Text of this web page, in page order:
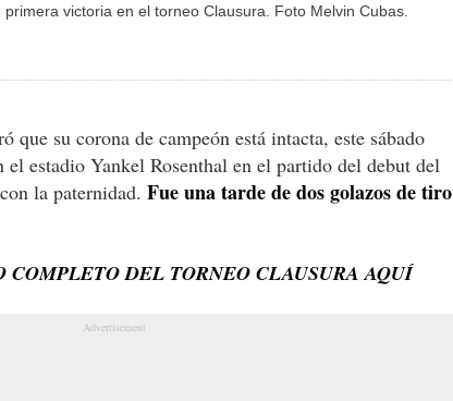
victoria en el torneo Clausura. Foto Melvin Cubas.
que su corona de campeón está intacta, este sábado
estadio Yankel Rosenthal en el partido del debut del
la paternidad. Fue una tarde de dos golazos de tiro
COMPLETO DEL TORNEO CLAUSURA AQUÍ